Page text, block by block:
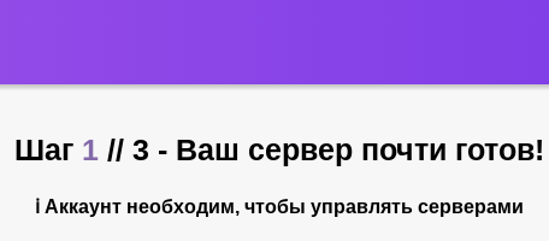
Шаг 1 // 3 - Ваш сервер почти готов!
ℹ Аккаунт необходим, чтобы управлять серверами